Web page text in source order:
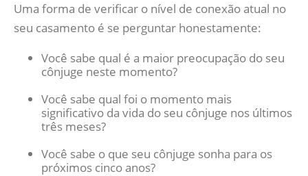
Uma forma de verificar o nível de conexão atual no
seu casamento é se perguntar honestamente:
Você sabe qual é a maior preocupação do seu
cônjuge neste momento?
Você sabe qual foi o momento mais
significativo da vida do seu cônjuge nos últimos
três meses?
Você sabe o que seu cônjuge sonha para os
próximos cinco anos?